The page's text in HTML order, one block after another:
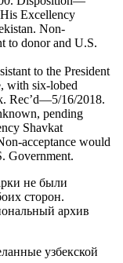
Excellency
Non-
to donor and U.S.
to the President
with six-lobed
Rec’d—5/16/2018.
pending
Shavkat
acceptance would
Government.
не были
сторон.
архив
узбекской